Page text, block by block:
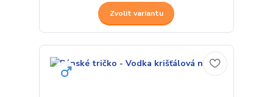
Zvolit variantu